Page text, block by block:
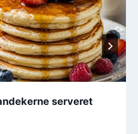
serveret